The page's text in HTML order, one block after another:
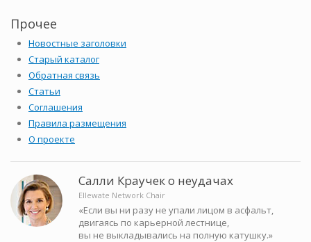
Прочее
Новостные заголовки
Старый каталог
Обратная связь
Статьи
Соглашения
Правила размещения
О проекте
Салли Краучек о неудачах
Ellewate Network Chair
«Если вы ни разу не упали лицом в асфальт,
двигаясь по карьерной лестнице,
вы не выкладывались на полную катушку.»